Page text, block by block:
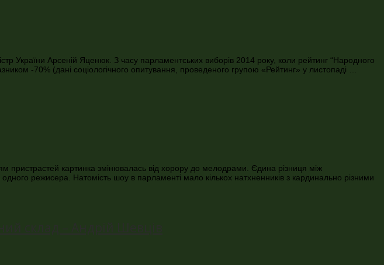
України Арсеній Яценюк. З часу парламентських виборів 2014 року, коли рейтинг “Народного
-70% (дані соціологічного опитування, проведеного групою «Рейтинг» у листопаді …
пристрастей картинка змінювалась від хорору до мелодрами. Єдина різниця між
режисера. Натомість шоу в парламенті мало кількох натхненників з кардинально різними